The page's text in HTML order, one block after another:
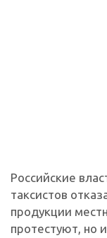
Российские
таксистов
продукции
протестуют, но